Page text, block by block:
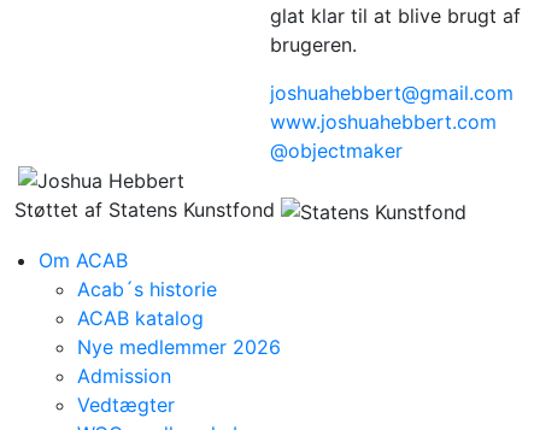
glat klar til at blive brugt af
brugeren.
joshuahebbert@gmail.com
www.joshuahebbert.com
@objectmaker
Støttet af Statens Kunstfond
Om ACAB
Acab´s historie
ACAB katalog
Nye medlemmer 2026
Admission
Vedtægter